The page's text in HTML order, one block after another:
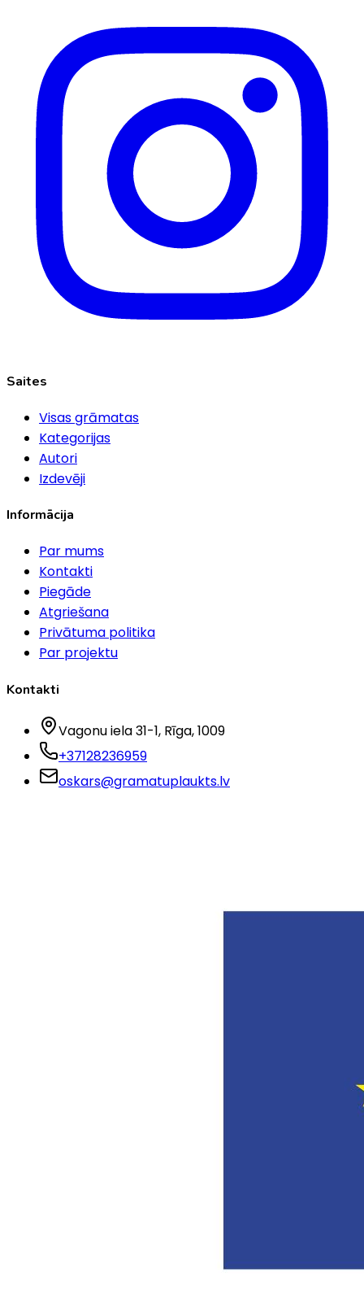
Saites
Visas grāmatas
Kategorijas
Autori
Izdevēji
Informācija
Par mums
Kontakti
Piegāde
Atgriešana
Privātuma politika
Par projektu
Kontakti
Vagonu iela 31-1, Rīga, 1009
+37128236959
oskars@gramatuplaukts.lv